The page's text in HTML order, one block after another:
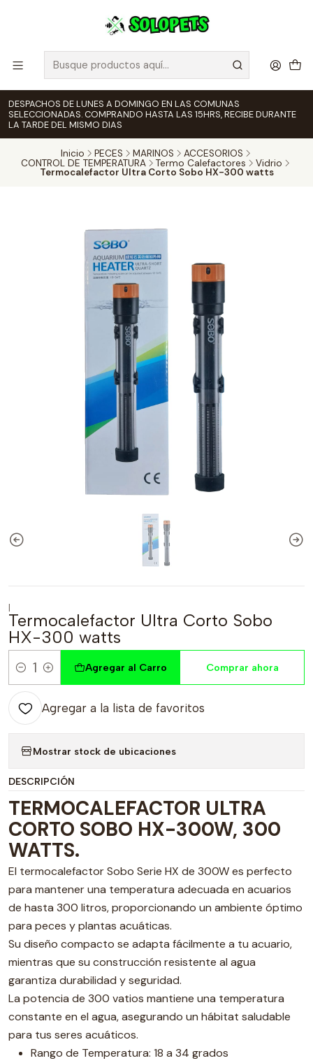
DESPACHOS DE LUNES A DOMINGO EN LAS COMUNAS
SELECCIONADAS. COMPRANDO HASTA LAS 15HRS, RECIBE DURANTE
LA TARDE DEL MISMO DIAS
Inicio PECES MARINOS
ACCESORIOS
CONTROL DE TEMPERATURA
Termo Calefactores Vidrio
Termocalefactor Ultra Corto Sobo HX-300 watts
|
Termocalefactor Ultra Corto Sobo
HX-300 watts
Cantidad
Agregar al Carro Comprar ahora
Agregar a la lista de favoritos
Mostrar stock de ubicaciones
DESCRIPCIÓN
TERMOCALEFACTOR ULTRA
CORTO SOBO HX-300W, 300
WATTS.
El termocalefactor Sobo Serie HX de 300W es perfecto
para mantener una temperatura adecuada en acuarios
de hasta 300 litros, proporcionando un ambiente óptimo
para peces y plantas acuáticas.
Su diseño compacto se adapta fácilmente a tu acuario,
mientras que su construcción resistente al agua
garantiza durabilidad y seguridad.
La potencia de 300 vatios mantiene una temperatura
constante en el agua, asegurando un hábitat saludable
para tus seres acuáticos.
Rango de Temperatura: 18 a 34 grados